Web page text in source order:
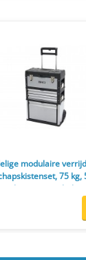
modulaire
75 kg,
sorteerbak